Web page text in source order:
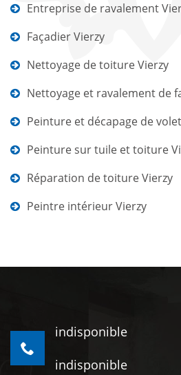
Entreprise de ravalement
Façadier Vierzy
Nettoyage de toiture Vierzy
Nettoyage et ravalement de
Peinture et décapage de
Peinture sur tuile et toiture
Réparation de toiture Vierzy
Peintre intérieur Vierzy
indisponible
indisponible